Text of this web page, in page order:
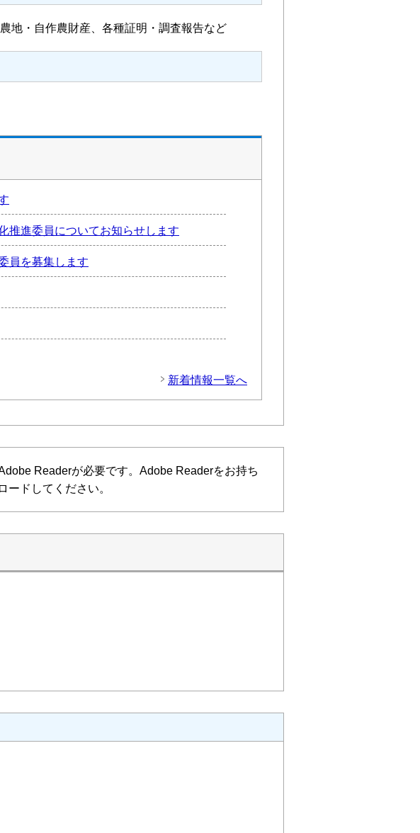
地・自作農財産、各種証明・調査報告など
推進委員についてお知らせします
員を募集します
新着情報一覧へ
Readerが必要です。Adobe Readerをお持ち
ードしてください。